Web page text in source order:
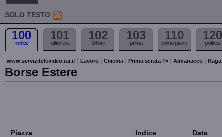
SOLO TESTO
100
indice
101
ultim'ora
102
24 ore
103
prima
110
primo piano
120
politica
www.servizitelevideo.rai.it Lavoro Cinema Prima serata Tv Almanacco
Borse Estere
Piazza Indice Data